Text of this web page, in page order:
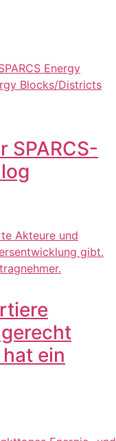
SPARCS-
ein